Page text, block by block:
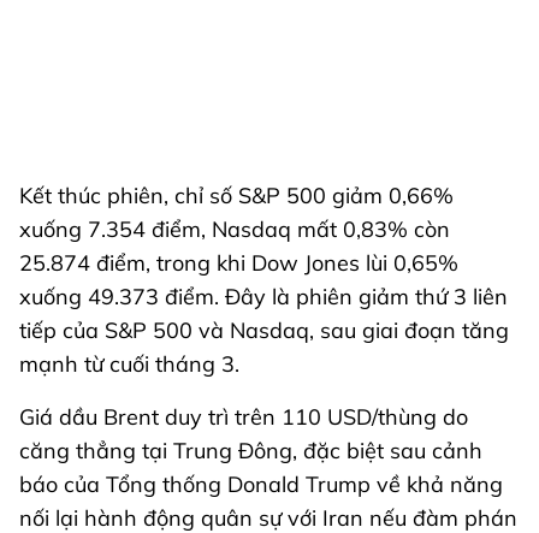
Kết thúc phiên, chỉ số S&P 500 giảm 0,66%
xuống 7.354 điểm, Nasdaq mất 0,83% còn
25.874 điểm, trong khi Dow Jones lùi 0,65%
xuống 49.373 điểm. Đây là phiên giảm thứ 3 liên
tiếp của S&P 500 và Nasdaq, sau giai đoạn tăng
mạnh từ cuối tháng 3.
Giá dầu Brent duy trì trên 110 USD/thùng do
căng thẳng tại Trung Đông, đặc biệt sau cảnh
báo của Tổng thống Donald Trump về khả năng
nối lại hành động quân sự với Iran nếu đàm phán